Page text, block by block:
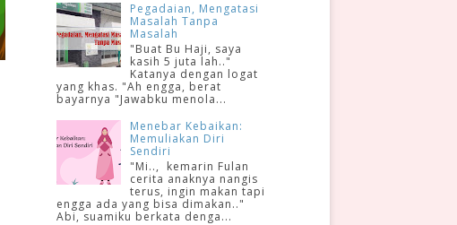
Pegadaian, Mengatasi
Masalah Tanpa
Masalah
"Buat Bu Haji, saya
kasih 5 juta lah.."
Katanya dengan logat
yang khas. "Ah engga, berat
bayarnya "Jawabku menola...
Menebar Kebaikan:
Memuliakan Diri
Sendiri
"Mi.., kemarin Fulan
cerita anaknya nangis
terus, ingin makan tapi
engga ada yang bisa dimakan.."
Abi, suamiku berkata denga...